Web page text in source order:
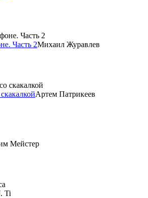
Часть 2Михаил Журавлев
Артем Патрикеев
Мейстер
Ti